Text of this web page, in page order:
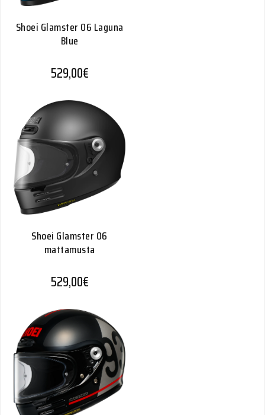
Shoei Glamster 06 Laguna
Blue
529,00€
Shoei Glamster 06
mattamusta
529,00€